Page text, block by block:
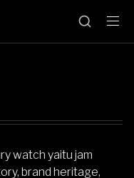
watch yaitu jam
brand heritage,